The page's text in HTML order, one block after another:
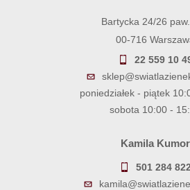
Bartycka 24/26
00-716
22 559 10
poniedziałek - piątek
sobota 10:00 -
Kamila Kumor
501 284 822